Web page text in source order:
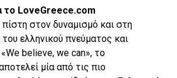
το LoveGreece.com
στον δυναμισμό και στη
ελληνικού πνεύματος και
believe, we can», το
μία από τις πιο